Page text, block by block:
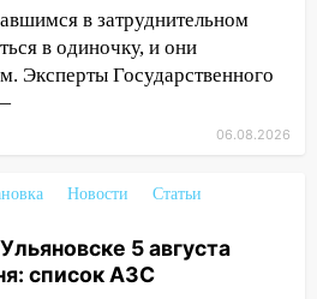
алиментщик накопил
выпуск и обращение
3, Евро 4
в затруднительном
в одиночку, и они
Эксперты Государственного
06.08.2026
Новости
Статьи
5 августа
список АЗС